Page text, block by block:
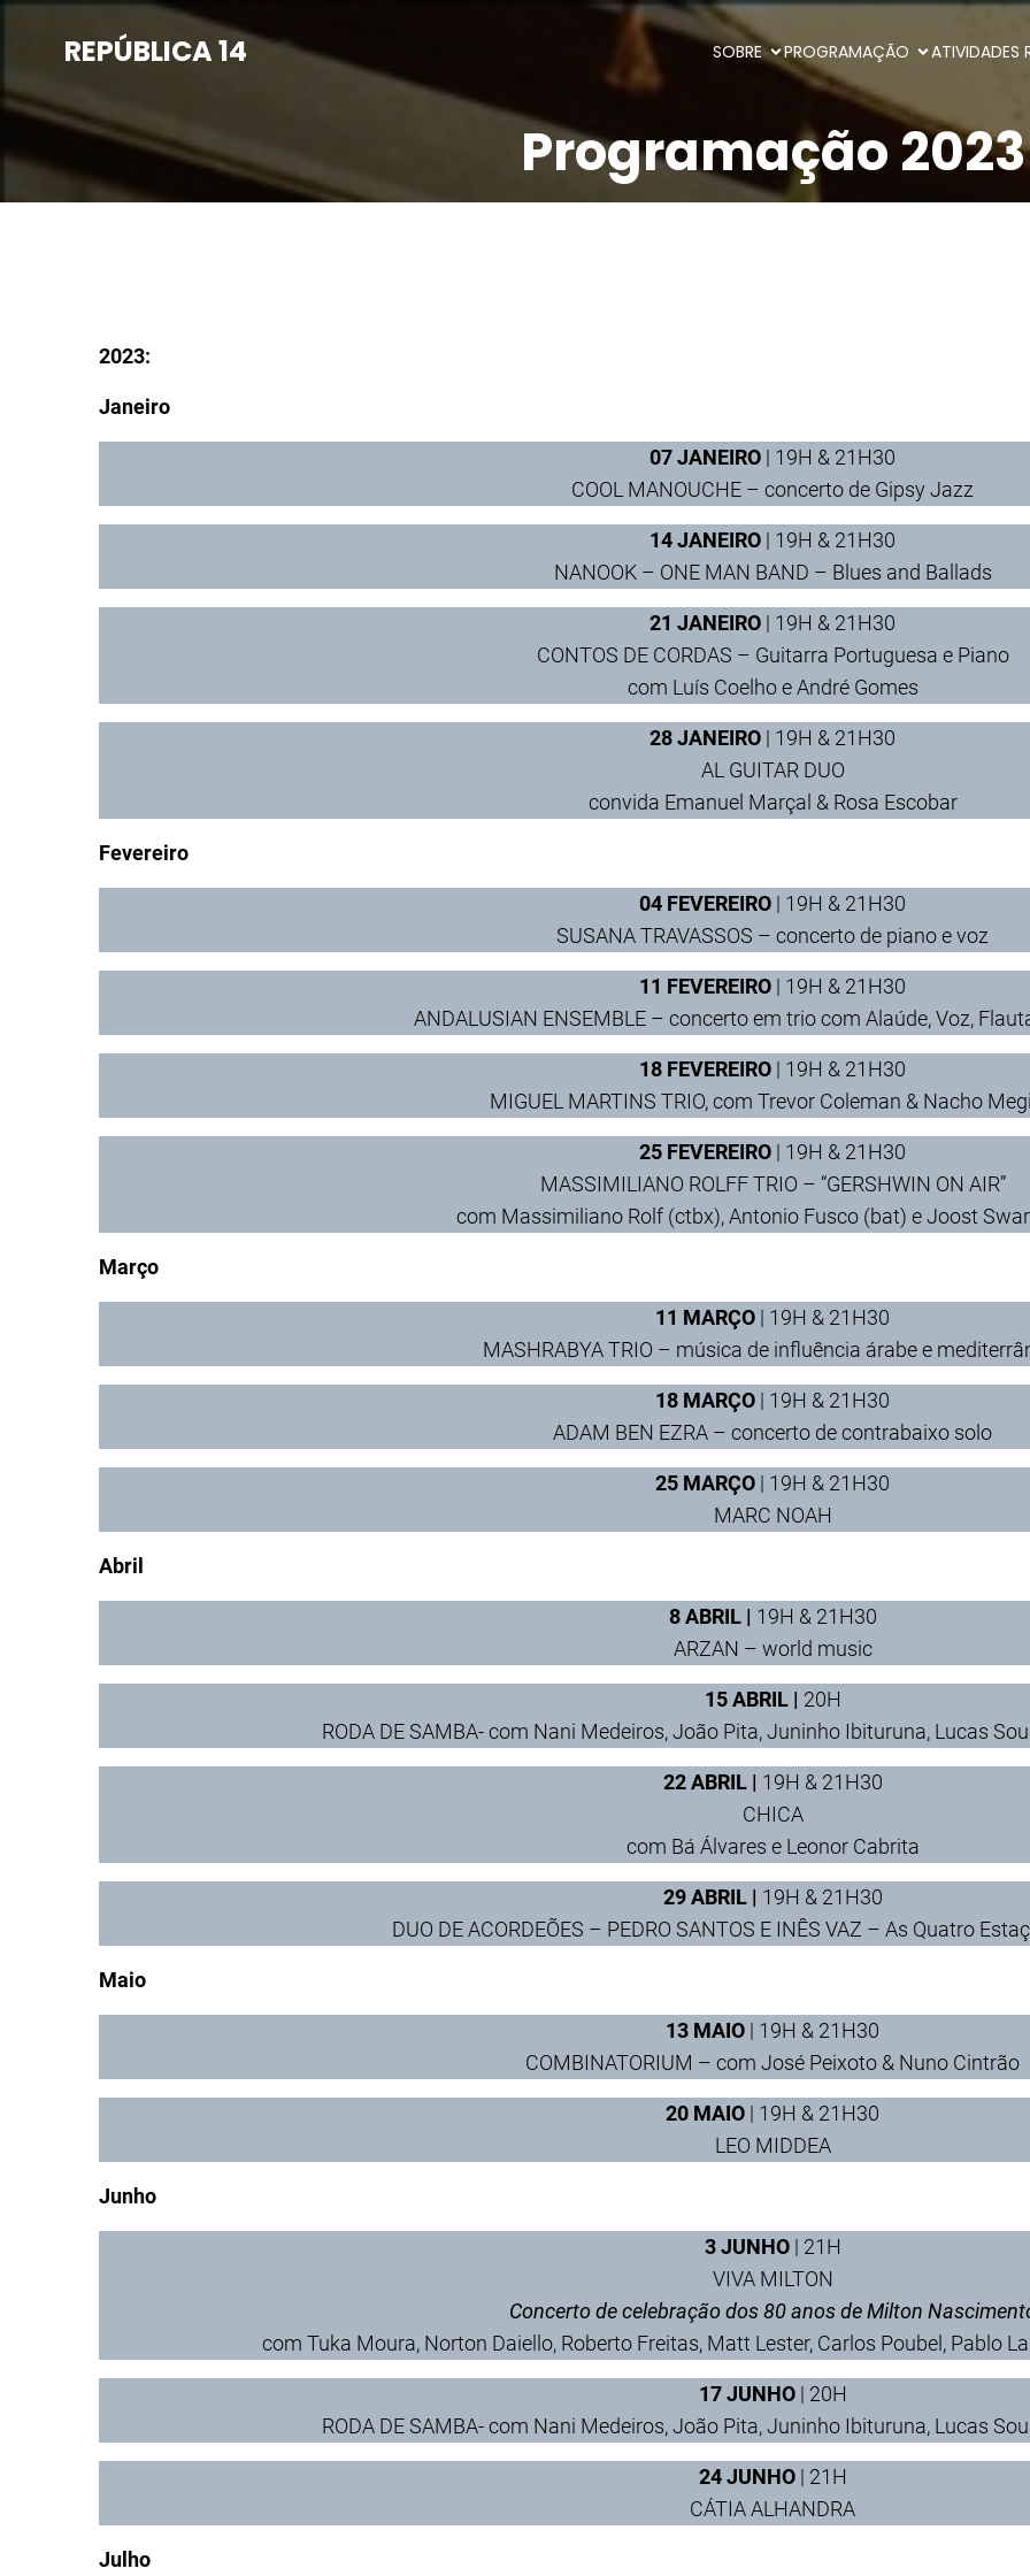
Saltar
REPÚBLICA 14 SOBRE PROGRAMAÇÃO ATIVIDADES
Programação 2023
2023:
Janeiro
07 JANEIRO | 19H & 21H30
COOL MANOUCHE – concerto de Gipsy Jazz
14 JANEIRO | 19H & 21H30
NANOOK – ONE MAN BAND – Blues and Ballads
21 JANEIRO | 19H & 21H30
CONTOS DE CORDAS – Guitarra Portuguesa e Piano
com Luís Coelho e André Gomes
28JANEIRO | 19H & 21H30
AL GUITAR DUO
convida Emanuel Marçal & Rosa Escobar
Fevereiro
04 FEVEREIRO | 19H & 21H30
SUSANA TRAVASSOS – concerto de piano e voz
11 FEVEREIRO | 19H & 21H30
ANDALUSIAN ENSEMBLE – concerto em trio com Alaúde, Voz,
18 FEVEREIRO | 19H & 21H30
MIGUEL MARTINS TRIO, com Trevor Coleman & Nacho
25 FEVEREIRO | 19H & 21H30
MASSIMILIANO ROLFF TRIO – “GERSHWIN ON AIR”
com Massimiliano Rolf (ctbx), Antonio Fusco (bat) e Joost
Março
11 MARÇO | 19H & 21H30
MASHRABYA TRIO – música de influência árabe e
18 MARÇO | 19H & 21H30
ADAM BEN EZRA – concerto de contrabaixo solo
25 MARÇO | 19H & 21H30
MARC NOAH
Abril
8 ABRIL | 19H & 21H30
ARZAN – world music
15 ABRIL | 20H
RODA DE SAMBA- com Nani Medeiros, João Pita, Juninho Ibituruna, Lucas
22 ABRIL | 19H & 21H30
CHICA
com Bá Álvares e Leonor Cabrita
29 ABRIL | 19H & 21H30
DUO DE ACORDEÕES – PEDRO SANTOS E INÊS VAZ – As Quatro
Maio
13 MAIO | 19H & 21H30
COMBINATORIUM – com José Peixoto & Nuno Cintrão
20 MAIO | 19H & 21H30
LEO MIDDEA
Junho
3 JUNHO| 21H
VIVA MILTON
Concerto de celebração dos 80 anos de Milton
com Tuka Moura, Norton Daiello, Roberto Freitas, Matt Lester, Carlos Poubel, Pablo
17 JUNHO| 20H
RODA DE SAMBA- com Nani Medeiros, João Pita, Juninho Ibituruna, Lucas
24 JUNHO| 21H
CÁTIA ALHANDRA
Julho